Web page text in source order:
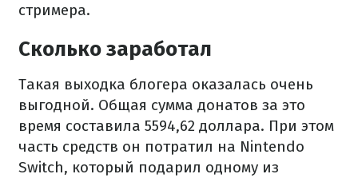
стримера.
Сколько заработал
Такая выходка блогера оказалась очень
выгодной. Общая сумма донатов за это
время составила 5594,62 доллара. При этом
часть средств он потратил на Nintendo
Switch, который подарил одному из